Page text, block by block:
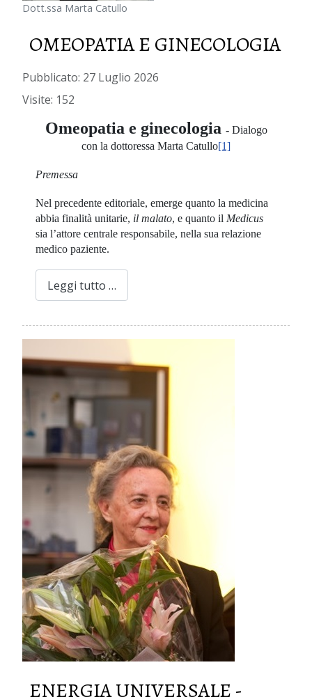
Dott.ssa Marta Catullo
OMEOPATIA E GINECOLOGIA
Pubblicato: 27 Luglio 2026
Visite: 152
Omeopatia e ginecologia - Dialogo
con la dottoressa Marta Catullo[1]
Premessa
Nel precedente editoriale, emerge quanto la medicina
abbia finalità unitarie, il malato, e quanto il Medicus
sia l’attore centrale responsabile, nella sua relazione
medico paziente.
Leggi tutto …
ENERGIA UNIVERSALE -